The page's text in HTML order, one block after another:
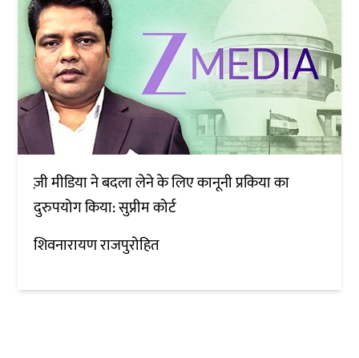
ज़ी मीडिया ने बदला लेने के लिए कानूनी प्रकिया का
दुरुपयोग किया: सुप्रीम कोर्ट
शिवनारायण राजपुरोहित